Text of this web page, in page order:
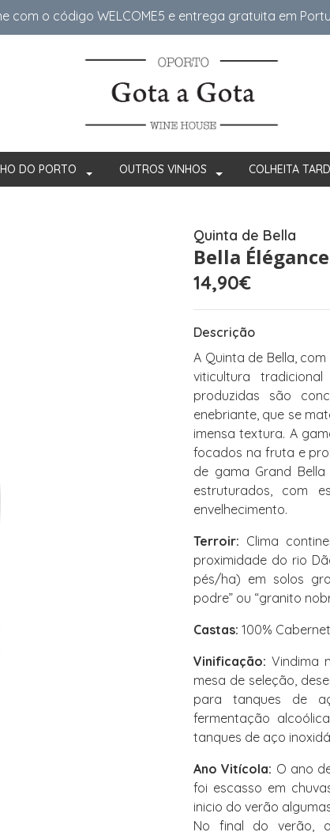
com o código WELCOME5 e entrega gratuita em
DO PORTO OUTROS VINHOS COLHEITA
Quinta de Bella
Bella
14,90€
Descrição
A Quinta de Bella,
viticultura
produzidas são
enebriante, que se
imensa textura. A
focados na fruta e
de gama Grand
estruturados, com
envelhecimento.
Terroir: Clima
proximidade do rio
pés/ha) em solos
podre” ou “granito
Castas: 100%
Vinificação: Vindima
mesa de seleção,
para tanques de
fermentação
tanques de aço
Ano Vitícola: O ano
foi escasso em
inicio do verão
No final do verão,